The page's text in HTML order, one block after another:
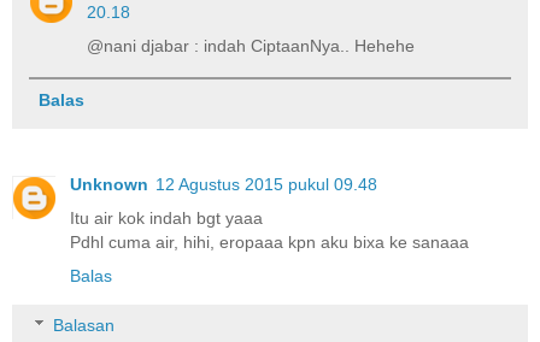
20.18
@nani djabar : indah CiptaanNya.. Hehehe
Balas
Unknown 12 Agustus 2015 pukul 09.48
Itu air kok indah bgt yaaa
Pdhl cuma air, hihi, eropaaa kpn aku bixa ke sanaaa
Balas
Balasan